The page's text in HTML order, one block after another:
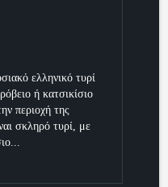
ελληνικό τυρί
ή κατσικίσιο
περιοχή της
σκληρό τυρί, με